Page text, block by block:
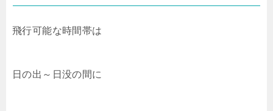
飛行可能な時間帯は
日の出～日没の間に